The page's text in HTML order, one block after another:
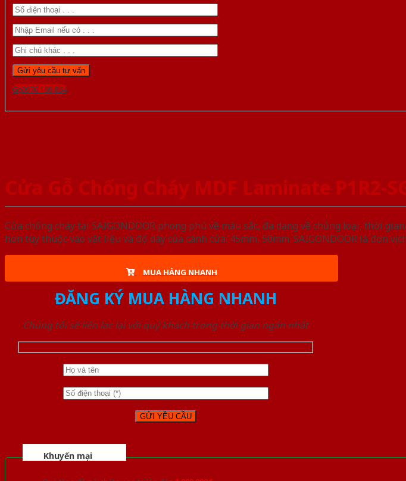
Gọi 0976.169.864
Cửa Gỗ Chống Cháy MDF Laminate P1R2-
Cửa chống cháy tại SAIGONDOOR phong phú về màu sắc, đa dạng về chủng loại, thời
hơn tùy thuộc vào vật liệu và độ dày của cánh cửa: 45mm, 50mm. SAIGONDOOR là đơn vị
MUA HÀNG NHANH
ĐĂNG KÝ MUA HÀNG NHANH
Chúng tôi sẽ liên lạc lại với quý khách trong thời gian ngắn nhất
Khuyến mại